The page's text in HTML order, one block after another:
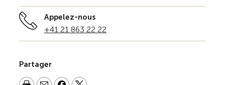
Appelez-nous
+41 21 863 22 22
Partager